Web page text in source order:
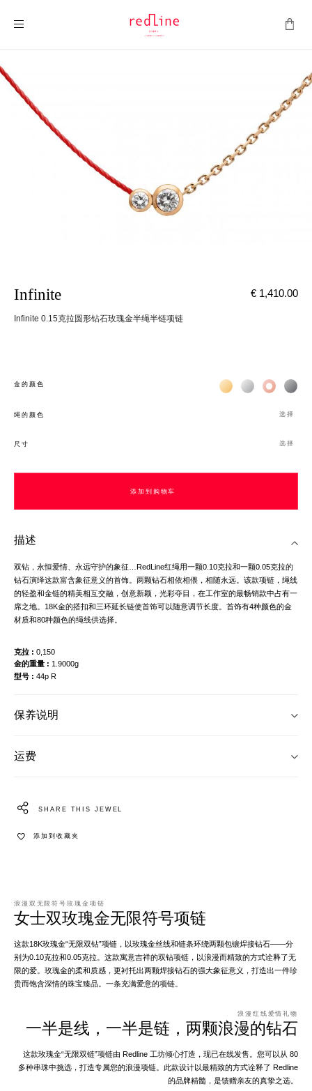
Infinite
Infinite 0.15克拉圆形钻石玫瑰金半绳半链项链
€ 1,410.00
金的颜色 Жёлтое золото 18К
Белое золото
Розовое
绳的颜色 选择
尺寸 选择
添加到购物车
添加到购物车
描述
双钻，永恒爱情、永远守护的象征…RedLine红绳用一颗0.10克拉和一颗0.05克拉的
钻石演绎这款富含象征意义的首饰。两颗钻石相依相偎，相随永远。该款项链，绳线
的轻盈和金链的精美相互交融，创意新颖，光彩夺目，在工作室的最畅销款中占有一
席之地。18K金的搭扣和三环延长链使首饰可以随意调节长度。首饰有4种颜色的金
材质和80种颜色的绳线供选择。
克拉
0,150
金的重量
1.9000g
型号
44p R
保养说明
运费
SHARE THIS JEWEL
添加到收藏夹
浪漫双无限符号玫瑰金项链
女士双玫瑰金无限符号项链
这款18K玫瑰金“无限双钻”项链，以玫瑰金丝线和链条环绕两颗包镶焊接钻石——分
别为0.10克拉和0.05克拉。这款寓意吉祥的双钻项链，以浪漫而精致的方式诠释了无
限的爱。玫瑰金的柔和质感，更衬托出两颗焊接钻石的强大象征意义，打造出一件珍
贵而饱含深情的珠宝臻品。一条充满爱意的项链。
浪漫红线爱情礼物
一半是线，一半是链，两颗浪漫的钻石
这款玫瑰金“无限双链”项链由 Redline 工坊倾心打造，现已在线发售。您可以从 80
多种串珠中挑选，打造专属您的浪漫项链。此款设计以最精致的方式诠释了 Redline
的品牌精髓，是馈赠亲友的真挚之选。